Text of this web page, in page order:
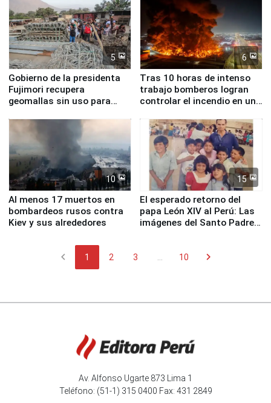
5
Gobierno de la presidenta
Fujimori recupera
geomallas sin uso para
Fenómeno El Niño
6
Tras 10 horas de intenso
trabajo bomberos logran
controlar el incendio en una
de Chile
10
Al menos 17 muertos en
bombardeos rusos contra
Kiev y sus alrededores
15
El esperado retorno del
papa León XIV al Perú: Las
imágenes del Santo Padre
chevron_left 1 2 3 10 chevron_right
Av. Alfonso Ugarte 873 Lima 1
Teléfono: (51-1) 315 0400 Fax: 431 2849